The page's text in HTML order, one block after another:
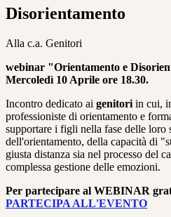
Disorientamento
Alla c.a. Genitori
webinar "Orientamento e
Mercoledì 10 Aprile ore 18.30.
Incontro dedicato ai genitori in cui,
professioniste di orientamento e
supportare i figli nella fase delle loro
dell'orientamento, della capacità di
giusta distanza sia nel processo del
complessa gestione delle emozioni.
Per partecipare al WEBINAR
PARTECIPA ALL'EVENTO